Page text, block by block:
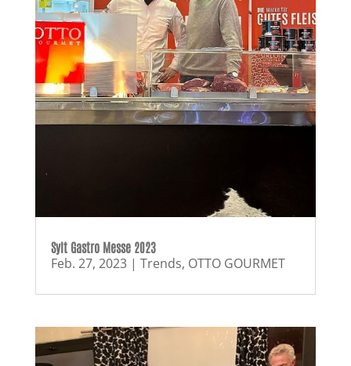
Sylt Gastro Messe 2023
Feb. 27, 2023| Trends, OTTO GOURMET